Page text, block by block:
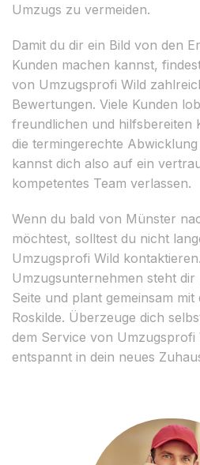
Umzugs zu vermeiden.
Damit du dir ein Bild von den
Kunden machen kannst,
von Umzugsprofi Wild
Bewertungen. Viele Kunden
freundlichen und hilfsbereiten
die termingerechte
kannst dich also auf ein
kompetentes Team verlassen.
Wenn du bald von Münster
möchtest, solltest du nicht
Umzugsprofi Wild
Umzugsunternehmen steht dir
Seite und plant gemeinsam
Roskilde. Überzeuge dich
dem Service von Umzugsprofi
entspannt in dein neues